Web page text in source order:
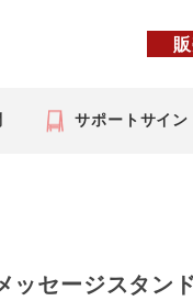
サポートサイン
ッセージスタン